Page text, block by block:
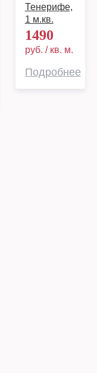
Тенерифе,
1 м.кв.
1490
руб. / кв. м.
Подробнее